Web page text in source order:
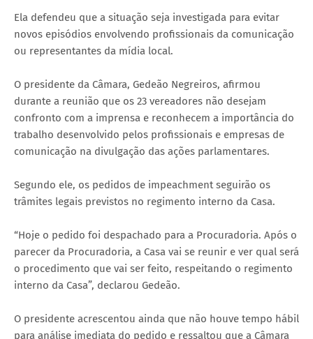
Ela defendeu que a situação seja investigada para evitar
novos episódios envolvendo profissionais da comunicação
ou representantes da mídia local.
O presidente da Câmara, Gedeão Negreiros, afirmou
durante a reunião que os 23 vereadores não desejam
confronto com a imprensa e reconhecem a importância do
trabalho desenvolvido pelos profissionais e empresas de
comunicação na divulgação das ações parlamentares.
Segundo ele, os pedidos de impeachment seguirão os
trâmites legais previstos no regimento interno da Casa.
“Hoje o pedido foi despachado para a Procuradoria. Após o
parecer da Procuradoria, a Casa vai se reunir e ver qual será
o procedimento que vai ser feito, respeitando o regimento
interno da Casa”, declarou Gedeão.
O presidente acrescentou ainda que não houve tempo hábil
para análise imediata do pedido e ressaltou que a Câmara